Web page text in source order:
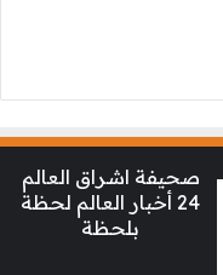
صحيفة اشراق العالم
24 أخبار العالم لحظة
بلحظة